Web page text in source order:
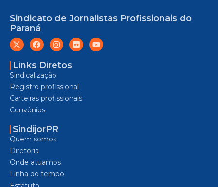
Sindicato de Jornalistas Profissionais do
Paraná
Links Diretos
Sindicalização
Registro profissional
Carteiras profissionais
Convênios
SindijorPR
Quem somos
Diretoria
Onde atuamos
Linha do tempo